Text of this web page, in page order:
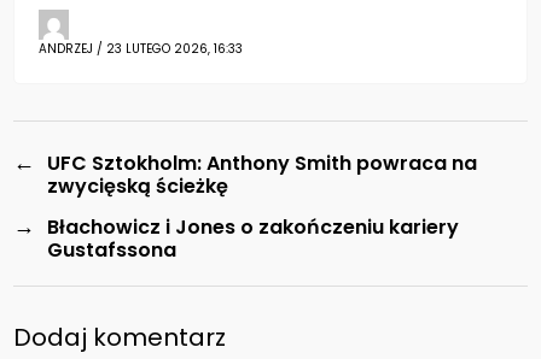
ANDRZEJ / 23 LUTEGO 2026, 16:33
←
UFC Sztokholm: Anthony Smith powraca na
zwycięską ścieżkę
→
Błachowicz i Jones o zakończeniu kariery
Gustafssona
Dodaj komentarz